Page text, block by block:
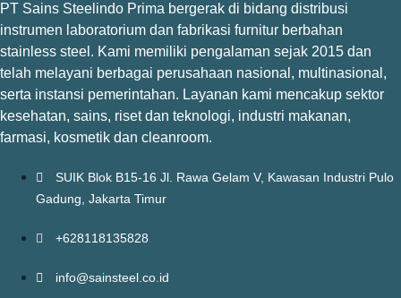
PT Sains Steelindo Prima bergerak di bidang distribusi
instrumen laboratorium dan fabrikasi furnitur berbahan
stainless steel. Kami memiliki pengalaman sejak 2015 dan
telah melayani berbagai perusahaan nasional, multinasional,
serta instansi pemerintahan. Layanan kami mencakup sektor
kesehatan, sains, riset dan teknologi, industri makanan,
farmasi, kosmetik dan cleanroom.
SUIK Blok B15-16 Jl. Rawa Gelam V, Kawasan Industri Pulo
Gadung, Jakarta Timur
+628118135828
info@sainsteel.co.id